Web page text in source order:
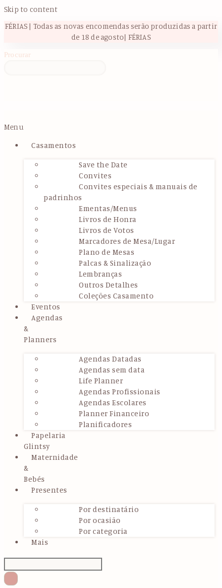
Skip to content
FÉRIAS | Todas as novas encomendas serão produzidas a partir
de 18 de agosto| FÉRIAS
Procurar
Menu
Casamentos
Save the Date
Convites
Convites especiais & manuais de
padrinhos
Ementas/Menus
Livros de Honra
Livros de Votos
Marcadores de Mesa/Lugar
Plano de Mesas
Palcas & Sinalização
Lembranças
Outros Detalhes
Coleções Casamento
Eventos
Agendas
&
Planners
Agendas Datadas
Agendas sem data
Life Planner
Agendas Profissionais
Agendas Escolares
Planner Financeiro
Planificadores
Papelaria
Glintsy
Maternidade
&
Bebés
Presentes
Por destinatário
Por ocasião
Por categoria
Mais